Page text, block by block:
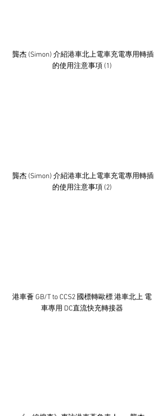
龔杰 (Simon) 介紹港車北上電車充電專用轉插
的使用注意事項 (1)
龔杰 (Simon) 介紹港車北上電車充電專用轉插
的使用注意事項 (2)
港車薈 GB/T to CCS2 國標轉歐標 港車北上 電
車專用 DC直流快充轉接器